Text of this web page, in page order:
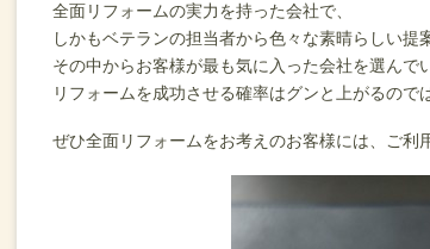
全面リフォームの実力を持った会社で、
しかもベテランの担当者から色々な素晴らしい提
その中からお客様が最も気に入った会社を選んで
リフォームを成功させる確率はグンと上がるので
ぜひ全面リフォームをお考えのお客様には、ご利